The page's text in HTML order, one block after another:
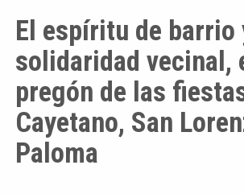
El espíritu de barrio
solidaridad vecinal,
pregón de las
Cayetano, San
Paloma